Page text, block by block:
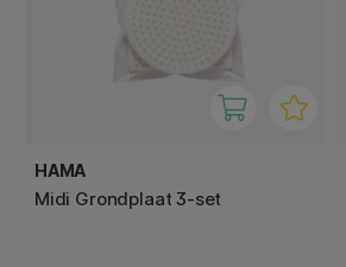
HAMA
Midi Grondplaat 3-set